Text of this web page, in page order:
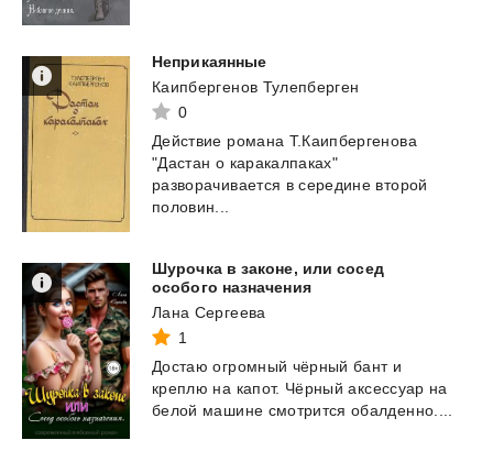
Неприкаянные
Каипбергенов Тулепберген
0
Действие романа Т.Каипбергенова
"Дастан о каракалпаках"
разворачивается в середине второй
половин...
Шурочка в законе, или сосед
особого назначения
Лана Сергеева
1
Достаю огромный чёрный бант и
креплю на капот. Чёрный аксессуар на
белой машине смотрится обалденно....